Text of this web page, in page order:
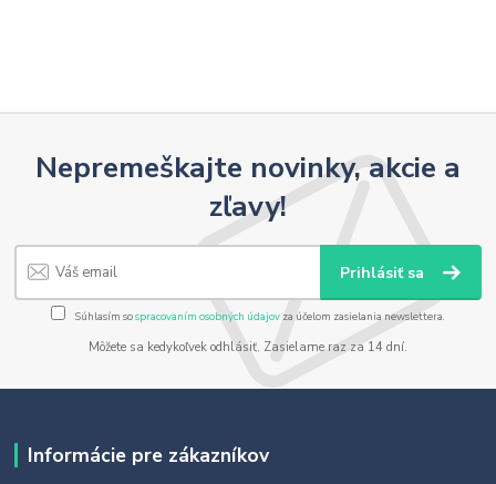
Nepremeškajte novinky, akcie a
zľavy!
Prihlásiť sa
Súhlasím sospracovaním osobných údajov za účelom zasielania newslettera.
Môžete sa kedykoľvek odhlásiť. Zasielame raz za 14 dní.
Informácie pre zákazníkov